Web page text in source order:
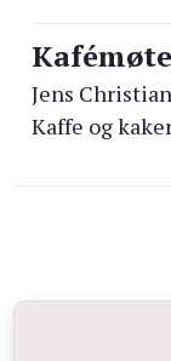
Kafémøte
Jens
Kaffe og